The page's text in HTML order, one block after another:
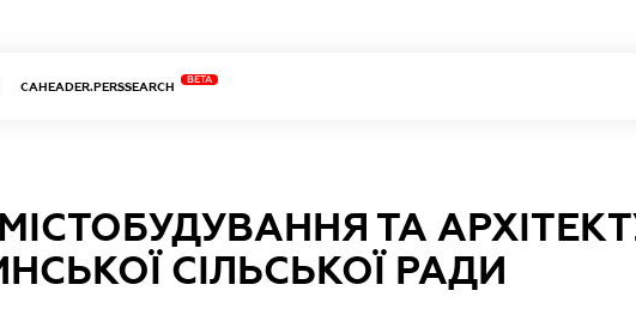
CAHEADER.PERSSEARCH
BETA
МІСТОБУДУВАННЯ ТА
СІЛЬСЬКОЇ РАДИ